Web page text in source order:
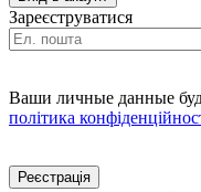
Зареєструватися
Ваши личные данные
політика